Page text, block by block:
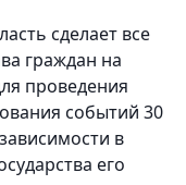
сделает все
граждан на
проведения
событий 30
в
его